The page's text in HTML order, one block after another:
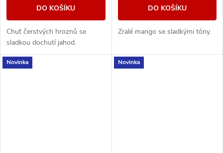
DO KOŠÍKU
Chuť čerstvých hroznů se
sladkou dochutí jahod.
DO KOŠÍKU
Zralé mango se sladkými tóny.
Novinka Novinka